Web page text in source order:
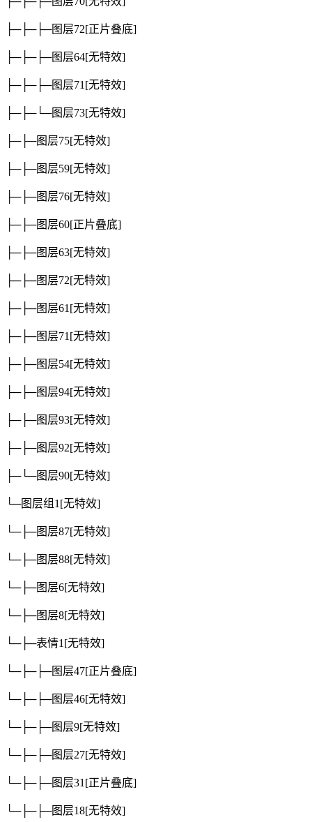
├─├─├─图层72[正片叠底]
├─├─├─图层64[无特效]
├─├─├─图层71[无特效]
├─├─└─图层73[无特效]
├─├─图层75[无特效]
├─├─图层59[无特效]
├─├─图层76[无特效]
├─├─图层60[正片叠底]
├─├─图层63[无特效]
├─├─图层72[无特效]
├─├─图层61[无特效]
├─├─图层71[无特效]
├─├─图层54[无特效]
├─├─图层94[无特效]
├─├─图层93[无特效]
├─├─图层92[无特效]
├─└─图层90[无特效]
└─图层组1[无特效]
└─├─图层87[无特效]
└─├─图层88[无特效]
└─├─图层6[无特效]
└─├─图层8[无特效]
└─├─表情1[无特效]
└─├─├─图层47[正片叠底]
└─├─├─图层46[无特效]
└─├─├─图层9[无特效]
└─├─├─图层27[无特效]
└─├─├─图层31[正片叠底]
└─├─├─图层18[无特效]